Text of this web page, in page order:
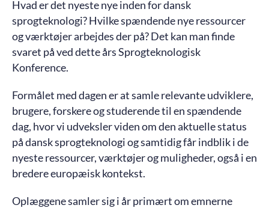
Hvad er det nyeste nye inden for dansk
sprogteknologi? Hvilke spændende nye ressourcer
og værktøjer arbejdes der på? Det kan man finde
svaret på ved dette års Sprogteknologisk
Konference.
Formålet med dagen er at samle relevante udviklere,
brugere, forskere og studerende til en spændende
dag, hvor vi udveksler viden om den aktuelle status
på dansk sprogteknologi og samtidig får indblik i de
nyeste ressourcer, værktøjer og muligheder, også i en
bredere europæisk kontekst.
Oplæggene samler sig i år primært om emnerne